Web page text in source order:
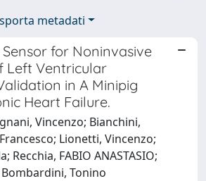
metadati
for Noninvasive
Left Ventricular
in A Minipig
Heart Failure.
Vincenzo; Bianchini,
Lionetti, Vincenzo;
Recchia, FABIO ANASTASIO;
Tonino